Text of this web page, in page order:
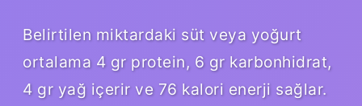
Belirtilen miktardaki süt veya yoğurt
ortalama 4 gr protein, 6 gr karbonhidrat,
4 gr yağ içerir ve 76 kalori enerji sağlar.